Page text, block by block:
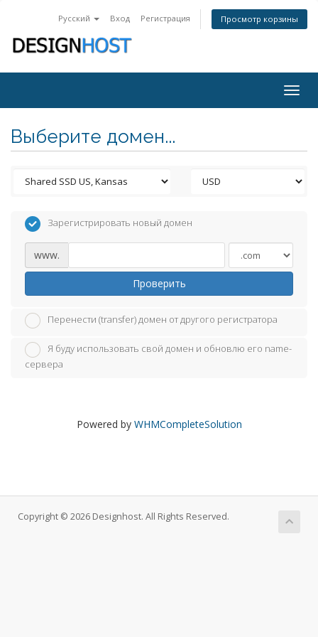
Русский Вход Регистрация Просмотр корзины
Выберите домен...
Зарегистрировать новый домен
www.
Проверить
Перенести (transfer) домен от другого регистратора
Я буду использовать свой домен и обновлю его name-
сервера
Powered by WHMCompleteSolution
Copyright © 2026 Designhost. All Rights Reserved.